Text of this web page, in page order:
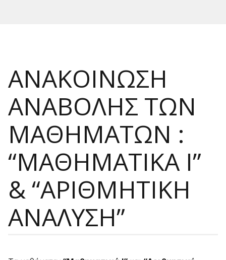
ΑΝΑΚΟΙΝΩΣΗ
ΑΝΑΒΟΛΗΣ ΤΩΝ
ΜΑΘΗΜΑΤΩΝ :
“ΜΑΘΗΜΑΤΙΚΑ Ι”
& “ΑΡΙΘΜΗΤΙΚΗ
ΑΝΑΛΥΣΗ”